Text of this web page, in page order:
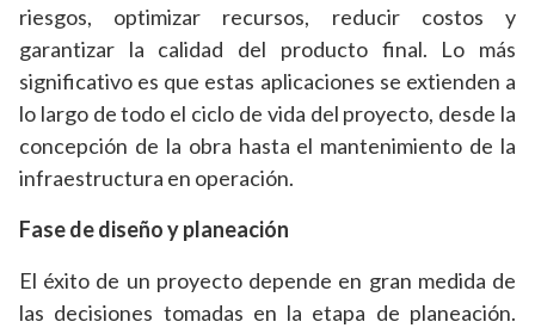
riesgos, optimizar recursos, reducir costos y
garantizar la calidad del producto final. Lo más
significativo es que estas aplicaciones se extienden a
lo largo de todo el ciclo de vida del proyecto, desde la
concepción de la obra hasta el mantenimiento de la
infraestructura en operación.
Fase de diseño y planeación
El éxito de un proyecto depende en gran medida de
las decisiones tomadas en la etapa de planeación.